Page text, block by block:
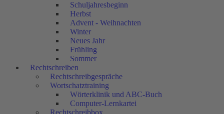
Schuljahresbeginn
Herbst
Advent - Weihnachten
Winter
Neues Jahr
Frühling
Sommer
Rechtschreiben
Rechtschreibgespräche
Wortschatztraining
Wörterklinik und ABC-Buch
Computer-Lernkartei
Rechtschreibbox